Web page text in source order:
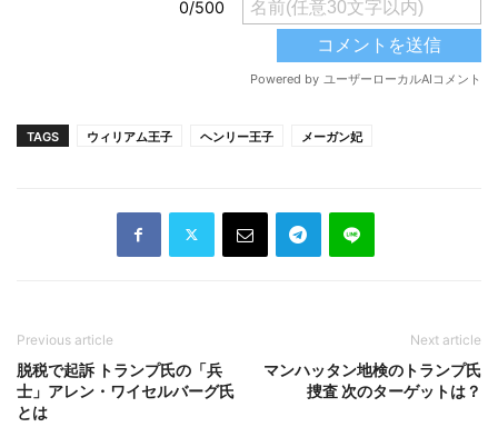
TAGS ウィリアム王子 ヘンリー王子 メーガン妃
Previous article
脱税で起訴 トランプ氏の「兵
士」アレン・ワイセルバーグ氏
とは
Next article
マンハッタン地検のトランプ氏
捜査 次のターゲットは？